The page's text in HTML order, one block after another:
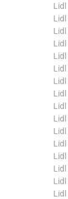
Lidl
Lidl
Lidl
Lidl
Lidl
Lidl
Lidl
Lidl
Lidl
Lidl
Lidl
Lidl
Lidl
Lidl
Lidl
Lidl